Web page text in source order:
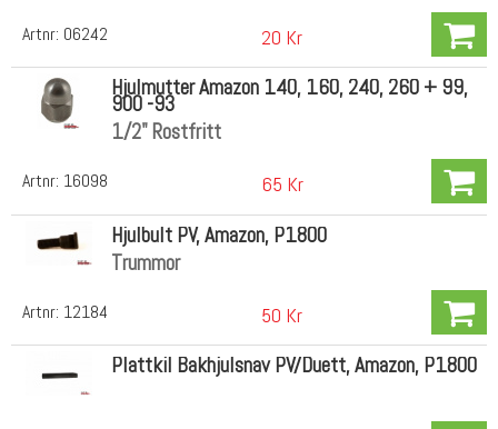
Artnr: 06242 20 Kr
Artnr: 16098
Hjulmutter Amazon 140, 160, 240, 260 + 99,
900 -93
1/2" Rostfritt
65 Kr
Artnr: 12184
Hjulbult PV, Amazon, P1800
Trummor
50 Kr
Plattkil Bakhjulsnav PV/Duett, Amazon, P1800